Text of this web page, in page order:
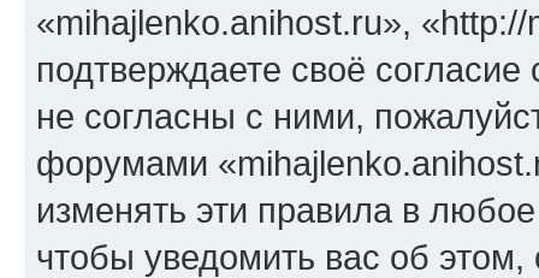
«mihajlenko.anihost.ru»,
подтверждаете своё
не согласны с ними,
форумами
изменять эти правила в
чтобы уведомить вас об